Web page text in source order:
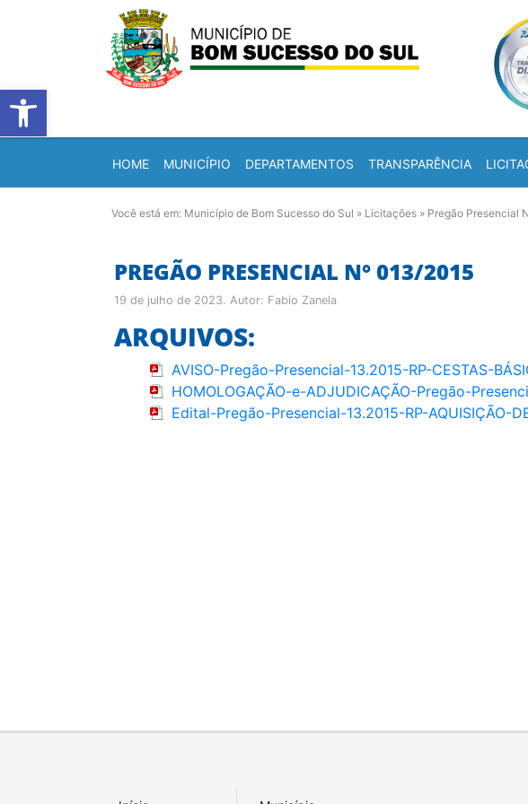
Barra de Ferramentas Aberta
HOME MUNICÍPIO DEPARTAMENTOS TRANSPARÊNCIA
Você está em: Município de Bom Sucesso do Sul » Licitações » Pregão Presencial
PREGÃO PRESENCIAL N° 013/2015
19 de julho de 2023. Autor: Fabio Zanela
ARQUIVOS:
AVISO-Pregão-Presencial-13.2015-RP-CESTAS-
HOMOLOGAÇÃO-e-ADJUDICAÇÃO-Pregão-
Edital-Pregão-Presencial-13.2015-RP-AQUISIÇÃO-